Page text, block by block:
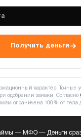
Получить деньги
характер. Точные
одобрении заявки. Согласно
ограничена 100% от тела
— МФО — Деньги